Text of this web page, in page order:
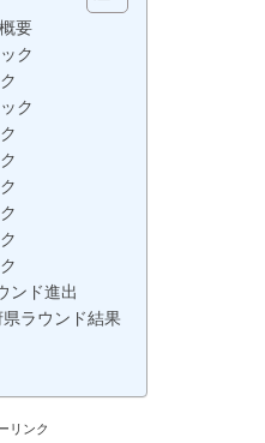
要
ク
ク
ンド進出
ラウンド結果
リンク